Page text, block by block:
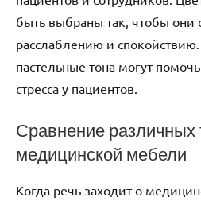
быть выбраны так, чтобы они
расслаблению и
пастельные тона могут
стресса у пациентов.
Сравнение различных
медицинской мебели
Когда речь заходит о